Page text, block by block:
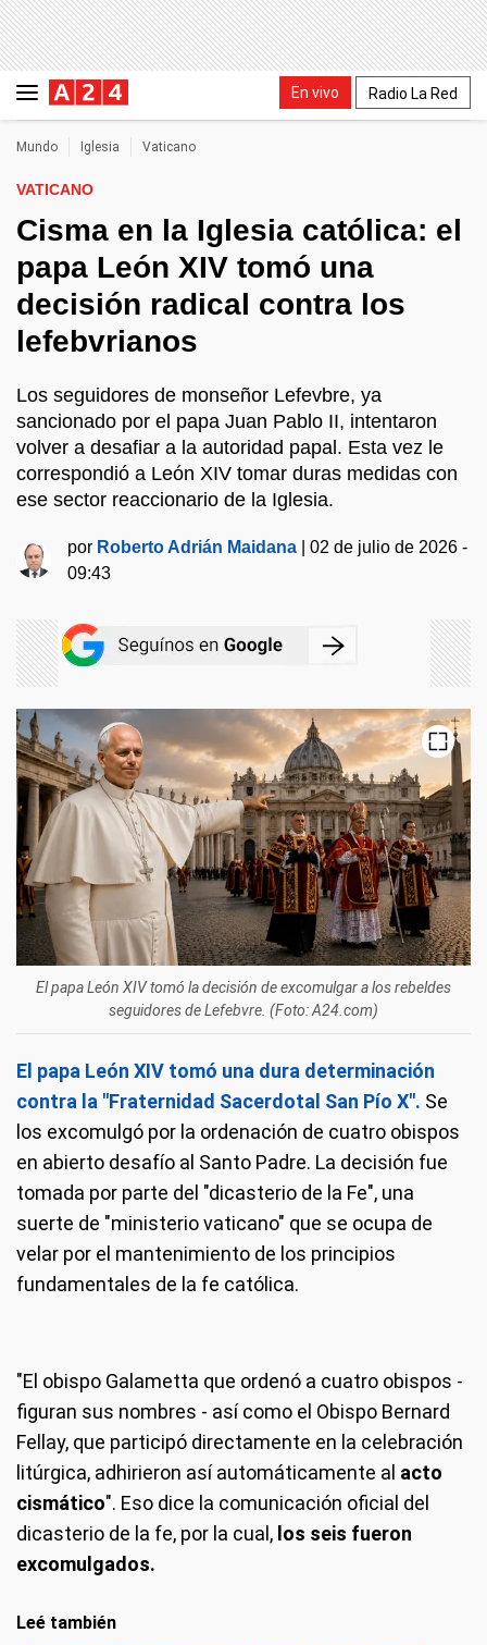
En vivo Radio La Red
Mundo Iglesia Vaticano
VATICANO
Cisma en la Iglesia católica: el
papa León XIV tomó una
decisión radical contra los
lefebvrianos
Los seguidores de monseñor Lefevbre, ya
sancionado por el papa Juan Pablo II, intentaron
volver a desafiar a la autoridad papal. Esta vez le
correspondió a León XIV tomar duras medidas con
ese sector reaccionario de la Iglesia.
por Roberto Adrián Maidana |02 de julio de 2026 -
09:43
El papa León XIV tomó la decisión de excomulgar a los rebeldes
seguidores de Lefebvre. (Foto: A24.com)
El papa León XIV tomó una dura determinación
contra la "Fraternidad Sacerdotal San Pío X". Se
los excomulgó por la ordenación de cuatro obispos
en abierto desafío al Santo Padre. La decisión fue
tomada por parte del "dicasterio de la Fe", una
suerte de "ministerio vaticano" que se ocupa de
velar por el mantenimiento de los principios
fundamentales de la fe católica.
"El obispo Galametta que ordenó a cuatro obispos -
figuran sus nombres - así como el Obispo Bernard
Fellay, que participó directamente en la celebración
litúrgica, adhirieron así automáticamente al acto
cismático". Eso dice la comunicación oficial del
dicasterio de la fe, por la cual, los seis fueron
excomulgados.
Leé también